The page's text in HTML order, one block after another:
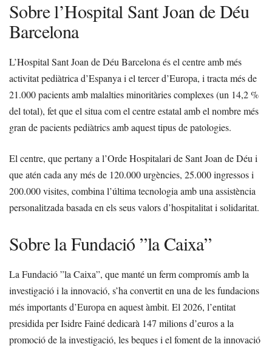
Sobre l’Hospital Sant Joan de Déu
Barcelona
L’Hospital Sant Joan de Déu Barcelona és el centre amb més
activitat pediàtrica d’Espanya i el tercer d’Europa, i tracta més de
21.000 pacients amb malalties minoritàries complexes (un 14,2 %
del total), fet que el situa com el centre estatal amb el nombre més
gran de pacients pediàtrics amb aquest tipus de patologies.
El centre, que pertany a l’Orde Hospitalari de Sant Joan de Déu i
que atén cada any més de 120.000 urgències, 25.000 ingressos i
200.000 visites, combina l’última tecnologia amb una assistència
personalitzada basada en els seus valors d’hospitalitat i solidaritat.
Sobre la Fundació ”la Caixa”
La Fundació ”la Caixa”, que manté un ferm compromís amb la
investigació i la innovació, s’ha convertit en una de les fundacions
més importants d’Europa en aquest àmbit. El 2026, l’entitat
presidida per Isidre Fainé dedicarà 147 milions d’euros a la
promoció de la investigació, les beques i el foment de la innovació